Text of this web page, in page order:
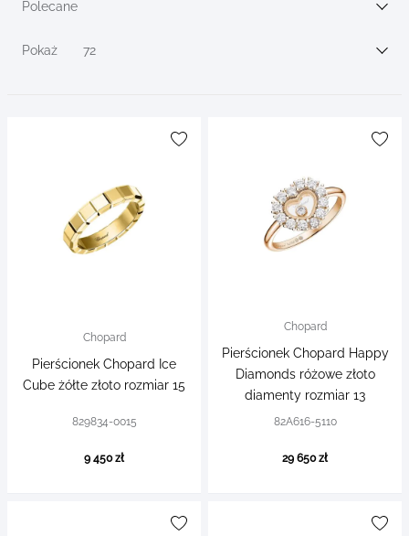
Sortuj wg
Polecane
Pokaż 72
Chopard
Pierścionek Chopard Ice
Cube żółte złoto rozmiar 15
829834-0015
9 450 zł
Chopard
Pierścionek Chopard Happy
Diamonds różowe złoto
diamenty rozmiar 13
82A616-5110
29 650 zł